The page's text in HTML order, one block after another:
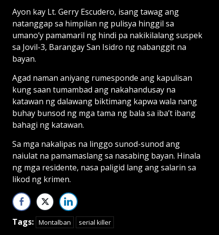
Ayon kay Lt. Gerry Escudero, isang tawag ang
natanggap sa himpilan ng pulisya hinggil sa
umano’y pamamaril ng hindi pa nakikilalang suspek
sa Jovil-3, Barangay San Isidro ng nabanggit na
bayan.
Agad naman aniyang rumesponde ang kapulisan
kung saan tumambad ang nakahandusay na
katawan ng dalawang biktimang kapwa wala nang
buhay bunsod ng mga tama ng bala sa iba’t ibang
bahagi ng katawan.
Sa mga nakalipas na linggo sunod-sunod ang
naiulat na pamamaslang sa nasabing bayan. Hinala
ng mga residente, nasa paligid lang ang salarin sa
likod ng krimen.
Tags: Montalban serial killer